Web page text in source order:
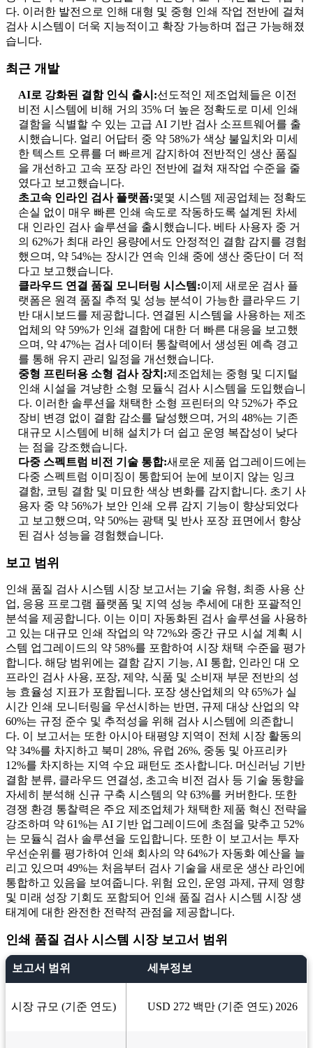
다. 이러한 발전으로 인해 대형 및 중형 인쇄 작업 전반에 걸쳐
검사 시스템이 더욱 지능적이고 확장 가능하며 접근 가능해졌
습니다.
최근 개발
AI로 강화된 결함 인식 출시:선도적인 제조업체들은 이전
비전 시스템에 비해 거의 35% 더 높은 정확도로 미세 인쇄
결함을 식별할 수 있는 고급 AI 기반 검사 소프트웨어를 출
시했습니다. 얼리 어답터 중 약 58%가 색상 불일치와 미세
한 텍스트 오류를 ​​더 빠르게 감지하여 전반적인 생산 품질
을 개선하고 고속 포장 라인 전반에 걸쳐 재작업 수준을 줄
였다고 보고했습니다.
초고속 인라인 검사 플랫폼:몇몇 시스템 제공업체는 정확도
손실 없이 매우 빠른 인쇄 속도로 작동하도록 설계된 차세
대 인라인 검사 솔루션을 출시했습니다. 베타 사용자 중 거
의 62%가 최대 라인 용량에서도 안정적인 결함 감지를 경험
했으며, 약 54%는 장시간 연속 인쇄 중에 생산 중단이 더 적
다고 보고했습니다.
클라우드 연결 품질 모니터링 시스템:이제 새로운 검사 플
랫폼은 원격 품질 추적 및 성능 분석이 가능한 클라우드 기
반 대시보드를 제공합니다. 연결된 시스템을 사용하는 제조
업체의 약 59%가 인쇄 결함에 대한 더 빠른 대응을 보고했
으며, 약 47%는 검사 데이터 통찰력에서 생성된 예측 경고
를 통해 유지 관리 일정을 개선했습니다.
중형 프린터용 소형 검사 장치:제조업체는 중형 및 디지털
인쇄 시설을 겨냥한 소형 모듈식 검사 시스템을 도입했습니
다. 이러한 솔루션을 채택한 소형 프린터의 약 52%가 주요
장비 변경 없이 결함 감소를 달성했으며, 거의 48%는 기존
대규모 시스템에 비해 설치가 더 쉽고 운영 복잡성이 낮다
는 점을 강조했습니다.
다중 스펙트럼 비전 기술 통합:새로운 제품 업그레이드에는
다중 스펙트럼 이미징이 통합되어 눈에 보이지 않는 잉크
결함, 코팅 결함 및 미묘한 색상 변화를 감지합니다. 초기 사
용자 중 약 56%가 보안 인쇄 오류 감지 기능이 향상되었다
고 보고했으며, 약 50%는 광택 및 반사 포장 표면에서 향상
된 검사 성능을 경험했습니다.
보고 범위
인쇄 품질 검사 시스템 시장 보고서는 기술 유형, 최종 사용 산
업, 응용 프로그램 플랫폼 및 지역 성능 추세에 대한 포괄적인
분석을 제공합니다. 이는 이미 자동화된 검사 솔루션을 사용하
고 있는 대규모 인쇄 작업의 약 72%와 중간 규모 시설 계획 시
스템 업그레이드의 약 58%를 포함하여 시장 채택 수준을 평가
합니다. 해당 범위에는 결함 감지 기능, AI 통합, 인라인 대 오
프라인 검사 사용, 포장, 제약, 식품 및 소비재 부문 전반의 성
능 효율성 지표가 포함됩니다. 포장 생산업체의 약 65%가 실
시간 인쇄 모니터링을 우선시하는 반면, 규제 대상 산업의 약
60%는 규정 준수 및 추적성을 위해 검사 시스템에 의존합니
다. 이 보고서는 또한 아시아 태평양 지역이 전체 시장 활동의
약 34%를 차지하고 북미 28%, 유럽 26%, 중동 및 아프리카
12%를 차지하는 지역 수요 패턴도 조사합니다. 머신러닝 기반
결함 분류, 클라우드 연결성, 초고속 비전 검사 등 기술 동향을
자세히 분석해 신규 구축 시스템의 약 63%를 커버한다. 또한
경쟁 환경 통찰력은 주요 제조업체가 채택한 제품 혁신 전략을
강조하며 약 61%는 AI 기반 업그레이드에 초점을 맞추고 52%
는 모듈식 검사 솔루션을 도입합니다. 또한 이 보고서는 투자
우선순위를 평가하여 인쇄 회사의 약 64%가 자동화 예산을 늘
리고 있으며 49%는 처음부터 검사 기술을 새로운 생산 라인에
통합하고 있음을 보여줍니다. 위험 요인, 운영 과제, 규제 영향
및 미래 성장 기회도 포함되어 인쇄 품질 검사 시스템 시장 생
태계에 대한 완전한 전략적 관점을 제공합니다.
인쇄 품질 검사 시스템 시장 보고서 범위
보고서 범위 세부정보
시장 규모 (기준 연도) USD 272 백만 (기준 연도) 2026